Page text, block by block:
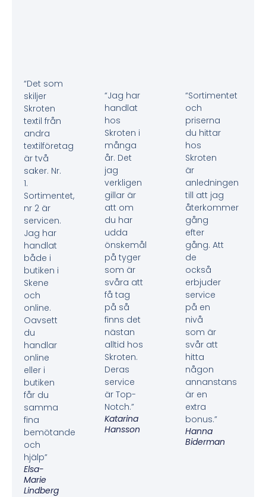
“Det som
skiljer
Skroten
textil från
andra
textilföretag
är två
saker. Nr.
1.
Sortimentet,
nr 2 är
servicen.
Jag har
handlat
både i
butiken i
Skene
och
online.
Oavsett
du
handlar
online
eller i
butiken
får du
samma
fina
bemötande
och
hjälp”
Elsa-
Marie
Lindberg
“Jag har
handlat
hos
Skroten i
många
år. Det
jag
verkligen
gillar är
att om
du har
udda
önskemål
på tyger
som är
svåra att
få tag
på så
finns det
nästan
alltid hos
Skroten.
Deras
service
är Top-
Notch.”
Katarina
Hansson
“Sortimentet
och
priserna
du hittar
hos
Skroten
är
anledningen
till att jag
återkommer
gång
efter
gång. Att
de
också
erbjuder
service
på en
nivå
som är
svår att
hitta
någon
annanstans
är en
extra
bonus.”
Hanna
Biderman